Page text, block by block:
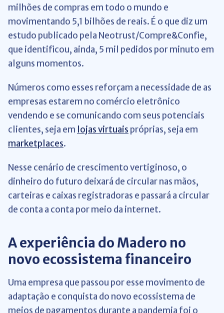
milhões de compras em todo o mundo e
movimentando 5,1 bilhões de reais. É o que diz um
estudo publicado pela Neotrust/Compre&Confie,
que identificou, ainda, 5 mil pedidos por minuto em
alguns momentos.
Números como esses reforçam a necessidade de as
empresas estarem no comércio eletrônico
vendendo e se comunicando com seus potenciais
clientes, seja em lojas virtuais próprias, seja em
marketplaces.
Nesse cenário de crescimento vertiginoso, o
dinheiro do futuro deixará de circular nas mãos,
carteiras e caixas registradoras e passará a circular
de conta a conta por meio da internet.
A experiência do Madero no
novo ecossistema financeiro
Uma empresa que passou por esse movimento de
adaptação e conquista do novo ecossistema de
meios de pagamentos durante a pandemia foi o